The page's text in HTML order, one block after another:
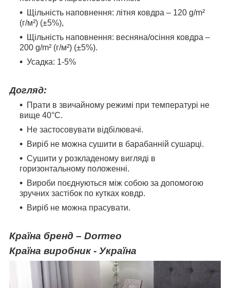
Щільність наповнення: літня ковдра – 120 g/m²
(г/м²) (±5%),
Щільність наповнення: весняна/осіння ковдра –
200 g/m² (г/м²) (±5%).
Усадка: 1-5%
Догляд:
Прати в звичайному режимі при температурі не
вище 40°С.
Не застосовувати відбілювачі.
Виріб не можна сушити в барабанній сушарці.
Сушити у розкладеному вигляді в
горизонтальному положенні.
Вироби поєднуються між собою за допомогою
зручних застібок по кутках ковдр.
Виріб не можна прасувати.
Країна бренд – Dormeo
Країна виробник - Україна